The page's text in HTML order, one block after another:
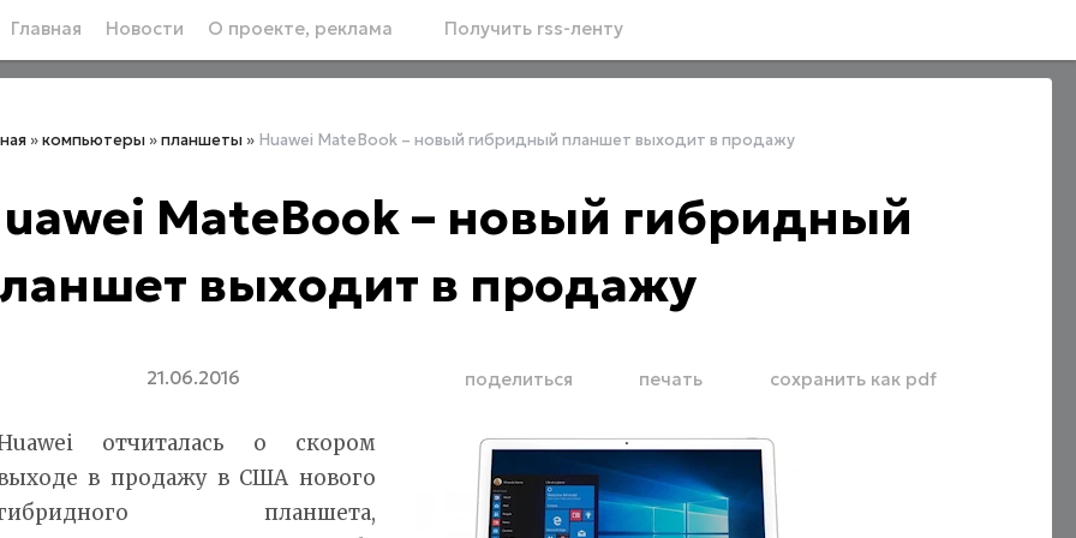
Главная Новости О проекте, реклама Получить rss-ленту
»компьютеры »планшеты » Huawei MateBook – новый гибридный планшет выходит в продажу
MateBook – новый гибридный
выходит в продажу
21.06.2016 поделиться печать сохранить как pdf
отчиталась о скором
в продажу в США нового
планшета,